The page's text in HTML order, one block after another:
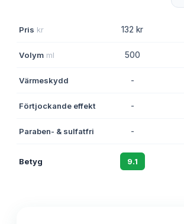
Pris kr 132 kr
Volym ml 500
Värmeskydd -
Förtjockande effekt -
Paraben- & sulfatfri -
Betyg 9.1